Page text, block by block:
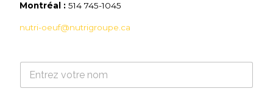
Montréal : 514 745-1045
nutri-oeuf@nutrigroupe.ca
N
m